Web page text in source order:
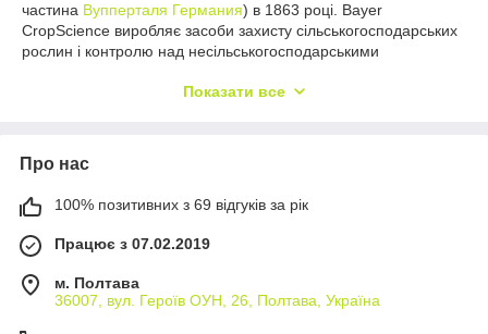
частина Вупперталя Германия) в 1863 році. Bayer
CropScience виробляє засоби захисту сільськогосподарських
рослин і контролю над несільськогосподарськими
рослин і виробництва насіння. Головне завдання компанії —
Показати все
Про нас
100% позитивних з 69 відгуків за рік
Працює з 07.02.2019
м. Полтава
36007, вул. Героїв ОУН, 26, Полтава, Україна